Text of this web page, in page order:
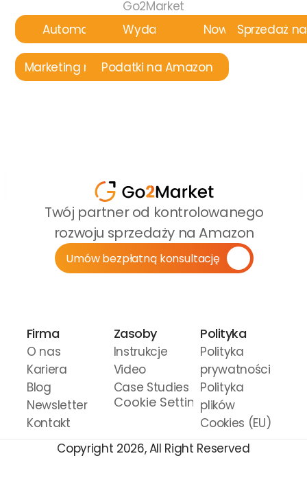
Go2Market
AutomatyzacjaWydarzenia NowościSprzedaż
Marketing na AmazonPodatki na Amazon
Twój partner od kontrolowanego
rozwoju sprzedaży na Amazon
Umów bezpłatną konsultację
Firma
O nas
Kariera
Blog
Newsletter
Kontakt
Zasoby
Instrukcje
Video
Case Studies
Cookie Settings
Polityka
Polityka
prywatności
Polityka
plików
Cookies (EU)
Copyright 2026, All Right Reserved